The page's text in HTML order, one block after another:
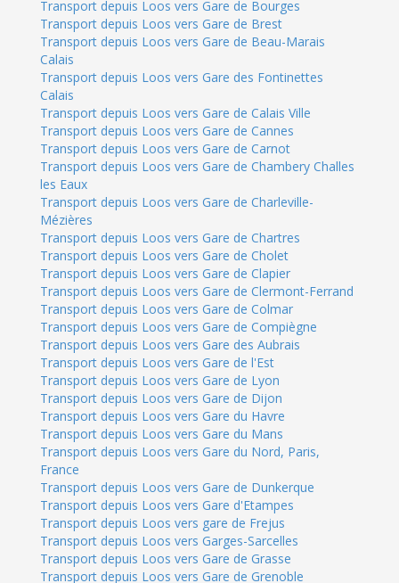
Transport depuis Loos vers Gare de Bourges
Transport depuis Loos vers Gare de Brest
Transport depuis Loos vers Gare de Beau-Marais
Calais
Transport depuis Loos vers Gare des Fontinettes
Calais
Transport depuis Loos vers Gare de Calais Ville
Transport depuis Loos vers Gare de Cannes
Transport depuis Loos vers Gare de Carnot
Transport depuis Loos vers Gare de Chambery Challes
les Eaux
Transport depuis Loos vers Gare de Charleville-
Mézières
Transport depuis Loos vers Gare de Chartres
Transport depuis Loos vers Gare de Cholet
Transport depuis Loos vers Gare de Clapier
Transport depuis Loos vers Gare de Clermont-Ferrand
Transport depuis Loos vers Gare de Colmar
Transport depuis Loos vers Gare de Compiègne
Transport depuis Loos vers Gare des Aubrais
Transport depuis Loos vers Gare de l'Est
Transport depuis Loos vers Gare de Lyon
Transport depuis Loos vers Gare de Dijon
Transport depuis Loos vers Gare du Havre
Transport depuis Loos vers Gare du Mans
Transport depuis Loos vers Gare du Nord, Paris,
France
Transport depuis Loos vers Gare de Dunkerque
Transport depuis Loos vers Gare d'Etampes
Transport depuis Loos vers gare de Frejus
Transport depuis Loos vers Garges-Sarcelles
Transport depuis Loos vers Gare de Grasse
Transport depuis Loos vers Gare de Grenoble